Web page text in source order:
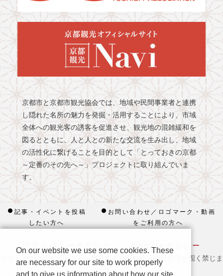
京都市と京都市観光協会では、地域や民間事業者と連携
し隠れた名所の魅力を発掘・活用することにより、市域
全体への観光客の誘客を促進させ、観光地の混雑緩和を
図るとともに、人と人との新たな交流を生み出し、地域
の活性化に繋げることを目的として「とっておきの京都
～定番のその先へ～」プロジェクトに取り組んでいま
す。
記事・イベントを投稿
したい方へ
お問い合わせ／ロゴマーク・動画
をご利用の方へ
プライバシーポリシー Cookieポリシー
当サイトの内容、テキスト、画像等の無断転載・無断使用を固く禁じま
す。
On our website we use some cookies. These
are necessary for our site to work properly
and to give us information about how our site